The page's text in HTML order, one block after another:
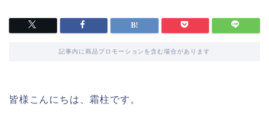
記事内に商品プロモーションを含む場合があります
皆様こんにちは、霜柱です。